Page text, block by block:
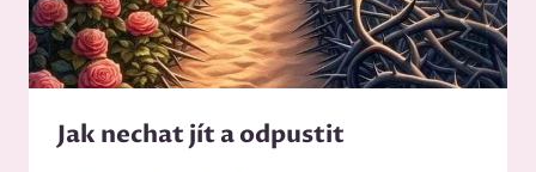
Jak nechat jít a odpustit